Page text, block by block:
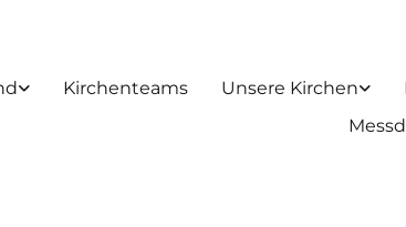
Kirchenteams Unsere Kirchen